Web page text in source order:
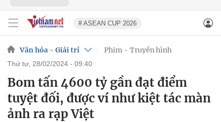
# ASEAN CUP 2026
Văn hóa - Giải trí Phim - Truyền hình
thứ tư, 28/02/2024 - 09:40
Bom tấn 4600 tỷ gần đạt điểm
tuyệt đối, được ví như kiệt tác màn
ảnh ra rạp Việt